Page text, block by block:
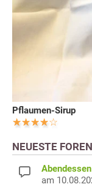
Pflaumen-Sirup
NEUESTE
am